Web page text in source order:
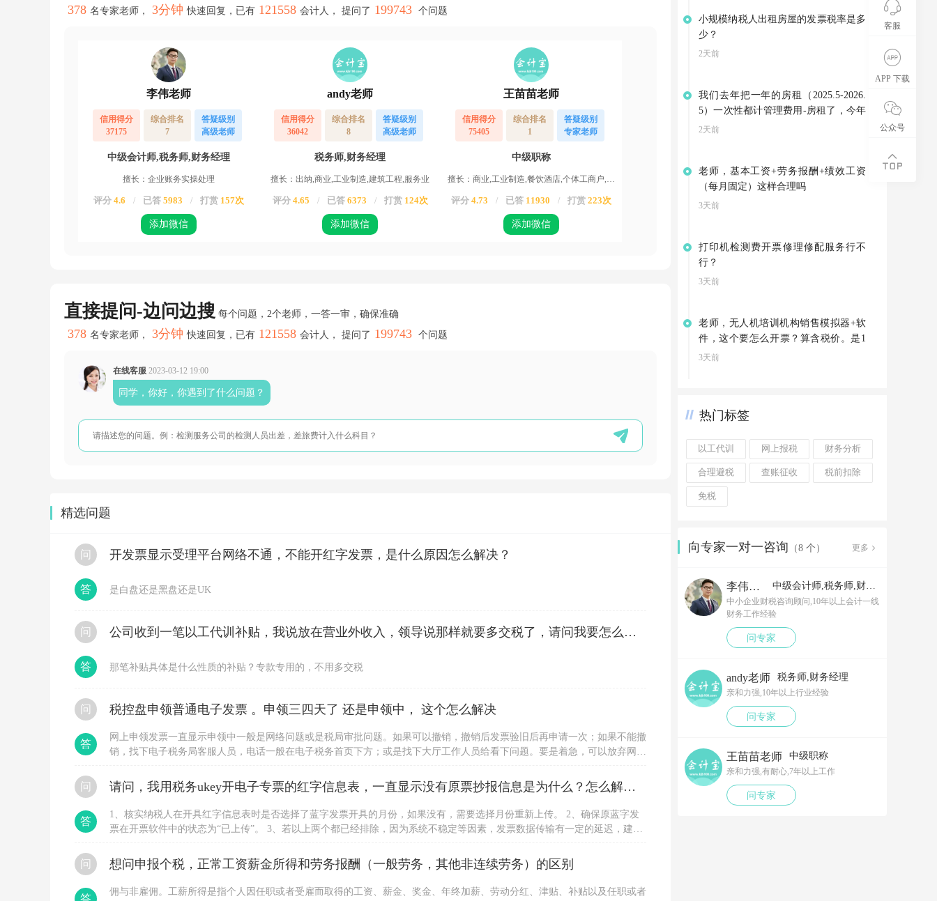
第
是
可
以
378 名专家老师， 3分钟 快速回复，已有 121558 会计人， 提问了 199743 个问题
李伟老师
信用得分
37175
综合排名
7
答疑级别
高级老师
中级会计师,税务师,财务经理
擅长：企业账务实操处理
评分 4.6 / 已答 5983 / 打赏 157次
添加微信
andy老师
信用得分
36042
综合排名
8
答疑级别
高级老师
税务师,财务经理
擅长：出纳,商业,工业制造,建筑工程,服务业
评分 4.65 / 已答 6373 / 打赏 124次
添加微信
王苗苗老师
信用得分
75405
综合排名
1
答疑级别
专家老师
中级职称
擅长：商业,工业制造,餐饮酒店,个体工商户,服务业,运输业,物业,农业,高新企业,其他行业
评分 4.73 / 已答 11930 / 打赏 223次
添加微信
直接提问-边问边搜 每个问题，2个老师，一答一审，确保准确
378 名专家老师， 3分钟 快速回复，已有 121558 会计人， 提问了 199743 个问题
在线客服 2023-03-12 19:00
同学，你好，你遇到了什么问题？
精选问题
开发票显示受理平台网络不通，不能开红字发票，是什么原因怎么解决？
问
是白盘还是黑盘还是UK
答
公司收到一笔以工代训补贴，我说放在营业外收入，领导说那样就要多交税了，请问我要怎么做呢？领导还说让我问税局，跟税局说这笔补贴直接拿来交员工的社保，这样是不是就不用交税了？请问我该怎么做比较好呢？
问
那笔补贴具体是什么性质的补贴？专款专用的，不用多交税
答
税控盘申领普通电子发票 。申领三四天了 还是申领中， 这个怎么解决
问
网上申领发票一直显示申领中一般是网络问题或是税局审批问题。如果可以撤销，撤销后发票验旧后再申请一次；如果不能撤
销，找下电子税务局客服人员，电话一般在电子税务首页下方；或是找下大厅工作人员给看下问题。要是着急，可以放弃网上
答
请问，我用税务ukey开电子专票的红字信息表，一直显示没有原票抄报信息是为什么？怎么解决？
问
1、核实纳税人在开具红字信息表时是否选择了蓝字发票开具的月份，如果没有，需要选择月份重新上传。 2、确保原蓝字发
票在开票软件中的状态为“已上传”。 3、若以上两个都已经排除，因为系统不稳定等因素，发票数据传输有一定的延迟，建议
位协助处理。
答
想问申报个税，正常工资薪金所得和劳务报酬（一般劳务，其他非连续劳务）的区别
问
佣与非雇佣。工薪所得是指个人因任职或者受雇而取得的工资、薪金、奖金、年终加薪、劳动分红、津贴、补贴以及任职或者
答
小规模纳税人出租房屋的发票税率是多
少？
2天前
我们去年把一年的房租（2025.5-2026.
5）一次性都计管理费用-房租了，今年
因为3月份就搬到新地址了，是向别家
的退款计入其他应付款，等支付今年的
房租是在转到管理费用——房租吗？
2天前
老师，基本工资+劳务报酬+绩效工资
（每月固定）这样合理吗
3天前
打印机检测费开票修理修配服务行不
行？
3天前
老师，无人机培训机构销售模拟器+软
件，这个要怎么开票？算含税价。是1
3%吗
3天前
热门标签
以工代训 网上报税 财务分析
合理避税 查账征收 税前扣除
免税
向专家一对一咨询 （8 个） 更多
李伟老师 中级会计师,税务师,财务经理
中小企业财税咨询顾问,10年以上会计一线
财务工作经验
问专家
andy老师 税务师,财务经理
亲和力强,10年以上行业经验
问专家
王苗苗老师 中级职称
亲和力强,有耐心,7年以上工作
问专家
客服
APP 下载
公众号